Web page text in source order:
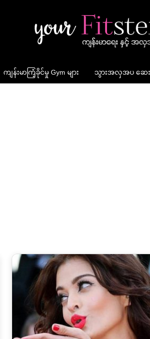
ကျန်းမာကြံ့ခိုင်မှု Gym များ သွားအလှအပ ဆေးခ